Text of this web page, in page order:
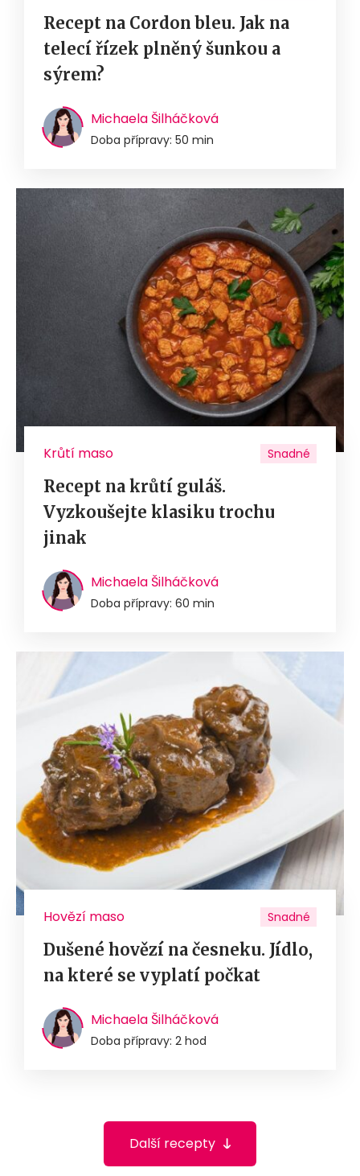
Recept na Cordon bleu. Jak na
telecí řízek plněný šunkou a
sýrem?
Michaela Šilháčková
Doba přípravy: 50 min
Krůtí maso Snadné
Recept na krůtí guláš.
Vyzkoušejte klasiku trochu
jinak
Michaela Šilháčková
Doba přípravy: 60 min
Hovězí maso Snadné
Dušené hovězí na česneku. Jídlo,
na které se vyplatí počkat
Michaela Šilháčková
Doba přípravy: 2 hod
Další recepty